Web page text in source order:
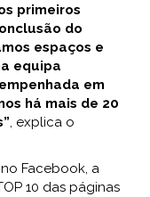
primeiros
do
espaços e
equipa
em
há mais de 20
, explica o
Facebook, a
10 das páginas